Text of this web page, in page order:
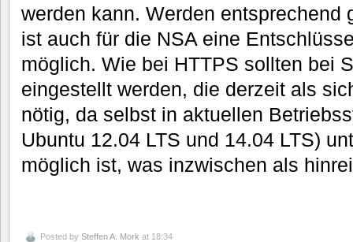
werden kann. Werden entsprechend
ist auch für die NSA eine
möglich. Wie bei HTTPS sollten bei
eingestellt werden, die derzeit als
nötig, da selbst in aktuellen
Ubuntu 12.04 LTS und 14.04 LTS)
möglich ist, was inzwischen als
Posted by Steffen A. Mork at 18:34